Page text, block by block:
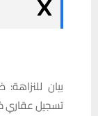
بيان
تسجيل عقاري